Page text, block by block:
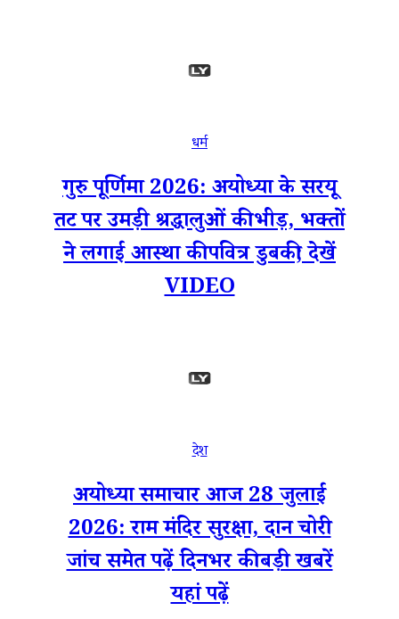
धर्म
गुरु पूर्णिमा 2026: अयोध्या के सरयू
तट पर उमड़ी श्रद्धालुओं की भीड़, भक्तों
ने लगाई आस्था की पवित्र डुबकी; देखें
VIDEO
देश
अयोध्या समाचार आज 28 जुलाई
2026: राम मंदिर सुरक्षा, दान चोरी
जांच समेत पढ़ें दिनभर की बड़ी खबरें
यहां पढ़ें